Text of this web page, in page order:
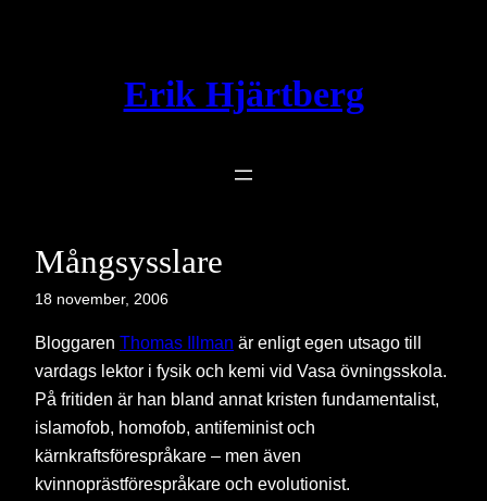
Erik Hjärtberg
Mångsysslare
18 november, 2006
Bloggaren Thomas Illman är enligt egen utsago till
vardags lektor i fysik och kemi vid Vasa övningsskola.
På fritiden är han bland annat kristen fundamentalist,
islamofob, homofob, antifeminist och
kärnkraftsförespråkare – men även
kvinnoprästförespråkare och evolutionist.